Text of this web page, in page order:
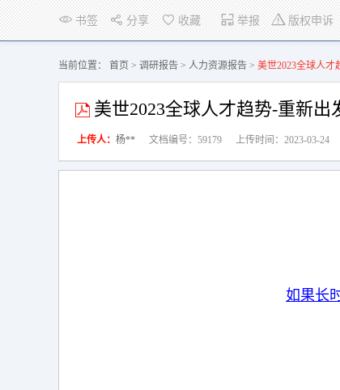
首页 免费区 薪酬报告
书签 分享 收藏 举报 版权申诉
当前位置： 首页 > 调研报告 > 人力资源报告 > 美世2023全球人才
美世2023全球人才趋势-重新出
上传人： 杨** 文档编号：59179 上传时间：2023-03-24
如果长